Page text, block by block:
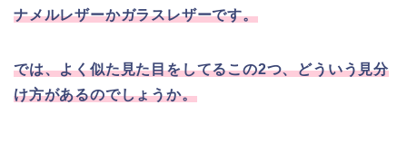
ナメルレザーかガラスレザーです。
では、よく似た見た目をしてるこの2つ、どういう見分
け方があるのでしょうか。